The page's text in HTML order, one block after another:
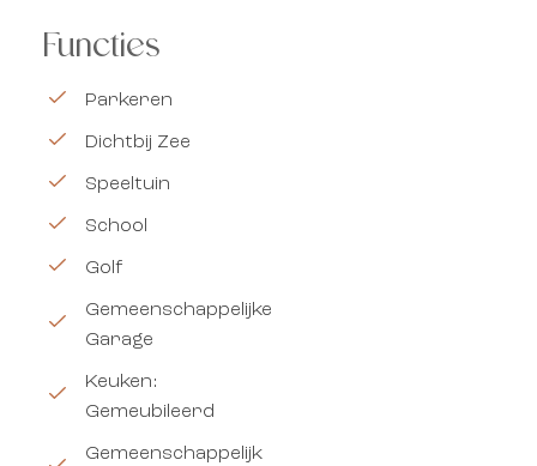
Functies
Parkeren
Dichtbij Zee
Speeltuin
School
Golf
Gemeenschappelijke
Garage
Keuken:
Gemeubileerd
Gemeenschappelijk